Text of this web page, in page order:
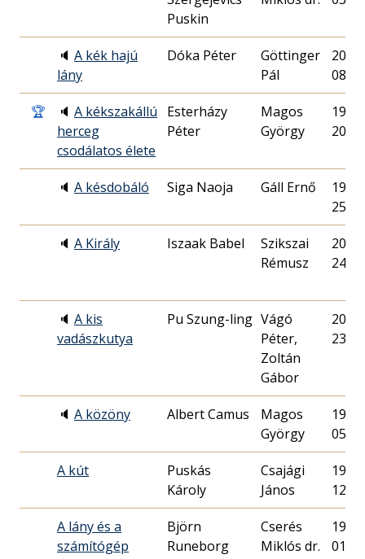
Puskin
🔈 A kék hajú
lány
Dóka Péter
Göttinger
Pál
08.
🏆 🔈 A kékszakállú
herceg
csodálatos élete
Esterházy
Péter
Magos
György
20.
🔈 A késdobáló Siga Naoja Gáll Ernő
25.
🔈 A Király Iszaak Babel
Szikszai
Rémusz
24.
🔈 A kis
vadászkutya
Pu Szung-ling Vágó
Péter,
Zoltán
Gábor
23.
🔈 A közöny Albert Camus
Magos
György
05.
A kút
Puskás
Károly
Csajági
János
12.
A lány és a
számítógép
Björn
Runeborg
Cserés
Miklós dr.
01.